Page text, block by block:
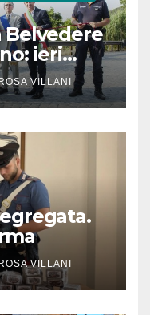
Belvedere
ieri
VILLANI
VILLANI